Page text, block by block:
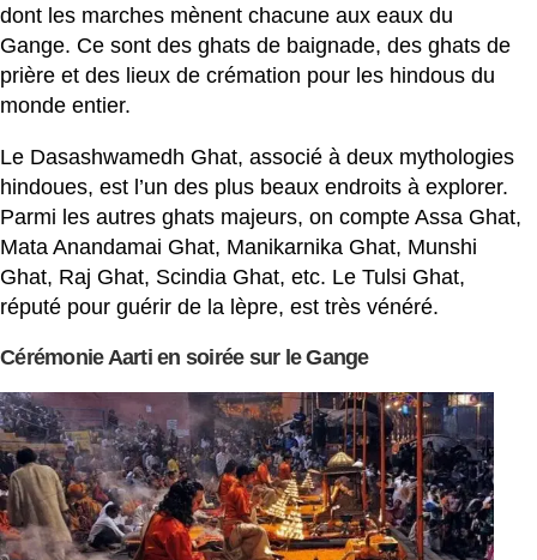
dont les marches mènent chacune aux eaux du
Gange. Ce sont des ghats de baignade, des ghats de
prière et des lieux de crémation pour les hindous du
monde entier.
Le Dasashwamedh Ghat, associé à deux mythologies
hindoues, est l’un des plus beaux endroits à explorer.
Parmi les autres ghats majeurs, on compte Assa Ghat,
Mata Anandamai Ghat, Manikarnika Ghat, Munshi
Ghat, Raj Ghat, Scindia Ghat, etc. Le Tulsi Ghat,
réputé pour guérir de la lèpre, est très vénéré.
Cérémonie Aarti en soirée sur le Gange